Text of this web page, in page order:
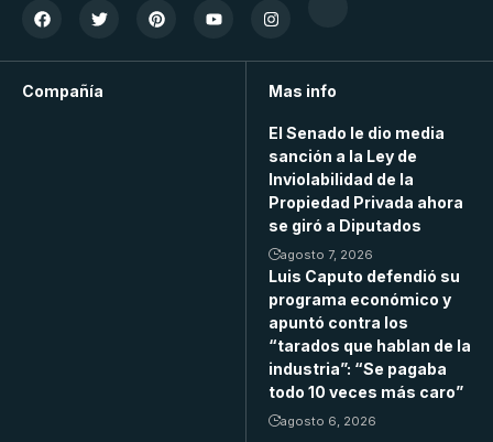
Compañía Mas info
El Senado le dio media
sanción a la Ley de
Inviolabilidad de la
Propiedad Privada ahora
se giró a Diputados
agosto 7, 2026
Luis Caputo defendió su
programa económico y
apuntó contra los
“tarados que hablan de la
industria”: “Se pagaba
todo 10 veces más caro”
agosto 6, 2026